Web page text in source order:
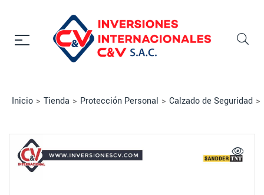
Inicio > Tienda > Protección Personal > Calzado de Seguridad >